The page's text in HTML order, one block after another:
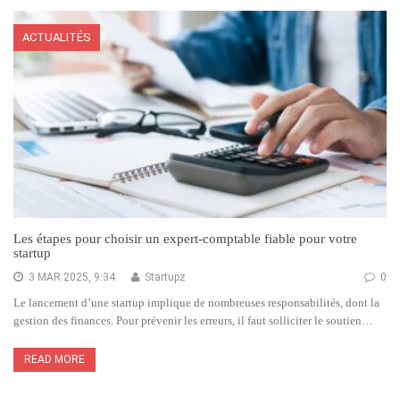
ACTUALITÉS
Les étapes pour choisir un expert-comptable fiable pour votre
startup
3 MAR 2025, 9:34 0
Startupz
Le lancement d’une startup implique de nombreuses responsabilités, dont la
gestion des finances. Pour prévenir les erreurs, il faut solliciter le soutien…
READ MORE